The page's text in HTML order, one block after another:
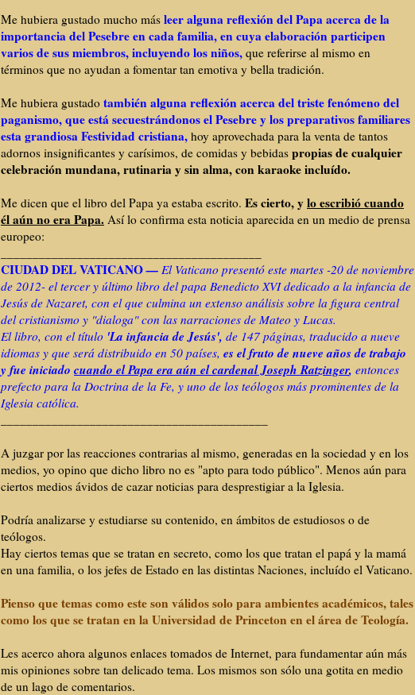
Me hubiera gustado mucho más leer alguna reflexión del Papa acerca de la
importancia del Pesebre en cada familia, en cuya elaboración participen
varios de sus miembros, incluyendo los niños, que referirse al mismo en
términos que no ayudan a fomentar tan emotiva y bella tradición.
Me hubiera gustado también alguna reflexión acerca del triste fenómeno del
paganismo, que está secuestrándonos el Pesebre y los preparativos familiares
esta grandiosa Festividad cristiana, hoy aprovechada para la venta de tantos
adornos insignificantes y carísimos, de comidas y bebidas propias de cualquier
celebración mundana, rutinaria y sin alma, con karaoke incluído.
Me dicen que el libro del Papa ya estaba escrito. Es cierto, ylo escribiócuando
él aún no era Papa. Así lo confirma esta noticia aparecida en un medio de prensa
europeo:
CIUDAD DEL VATICANO— El Vaticano presentó este martes -20 de noviembre
de 2012- el tercer y último libro del papa Benedicto XVI dedicado a la infancia de
Jesús de Nazaret, con el que culmina un extenso análisis sobre la figura central
del cristianismo y "dialoga" con las narraciones de Mateo y Lucas.
El libro, con el título 'La infancia de Jesús', de 147 páginas, traducido a nueve
idiomas y que será distribuido en 50 países, es el fruto de nueve años de trabajo
y fue iniciado cuando el Papa era aún el cardenal Joseph Ratzinger, entonces
prefecto para la Doctrina de la Fe, y uno de los teólogos más prominentes de la
Iglesia católica.
A juzgar por las reacciones contrarias al mismo, generadas en la sociedad y en los
medios, yo opino que dicho libro no es "apto para todo público". Menos aún para
ciertos medios ávidos de cazar noticias para desprestigiar a la Iglesia.
Podría analizarse y estudiarse su contenido, en ámbitos de estudiosos o de
teólogos.
Hay ciertos temas que se tratan en secreto, como los que tratan el papá y la mamá
en una familia, o los jefes de Estado en las distintas Naciones, incluído el Vaticano.
Pienso que temas como este son válidos solo para ambientes académicos, tales
como los que se tratan en la Universidad de Princeton en el área de Teología.
Les acerco ahora algunos enlaces tomados de Internet, para fundamentar aún más
mis opiniones sobre tan delicado tema. Los mismos son sólo una gotita en medio
de un lago de comentarios.